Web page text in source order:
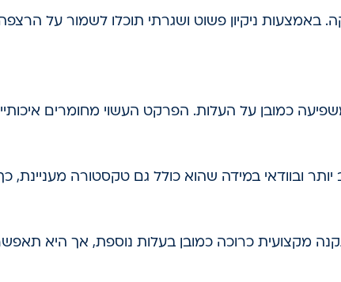
ניקיון פשוט ושגרתי תוכלו לשמור על הרצפה
כמובן על העלות. הפרקט העשוי מחומרים
ובוודאי במידה שהוא כולל גם טקסטורה מעניינת,
מקצועית כרוכה כמובן בעלות נוספת, אך היא